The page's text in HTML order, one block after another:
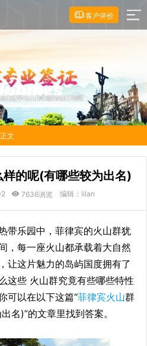
客户评价
文
的呢(有哪些较为出名)
7636浏览 编辑：lilan
带乐园中，菲律宾的火山群犹
，每一座火山都承载着大自然
让这片魅力的岛屿国度拥有了
这些 火山群究竟有些哪些特性
可以在以下这篇“菲律宾火山群
名)”的文章里找到答案。